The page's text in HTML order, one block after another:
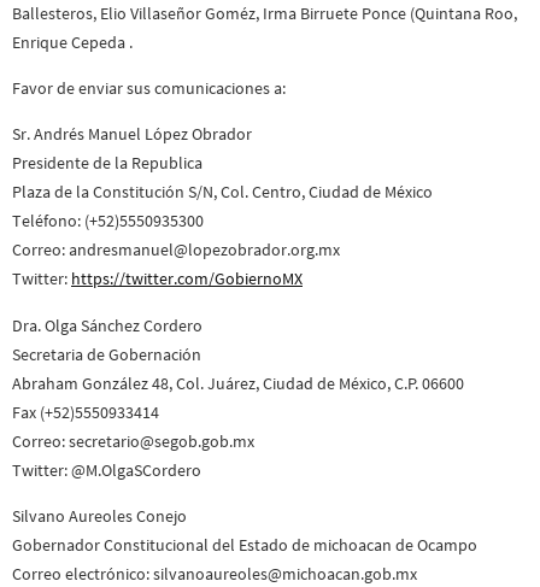
Ballesteros, Elio Villaseñor Goméz, Irma Birruete Ponce (Quintana Roo,
Enrique Cepeda .
Favor de enviar sus comunicaciones a:
Sr. Andrés Manuel López Obrador
Presidente de la Republica
Plaza de la Constitución S/N, Col. Centro, Ciudad de México
Teléfono: (+52)5550935300
Correo: andresmanuel@lopezobrador.org.mx
Twitter: https://twitter.com/GobiernoMX
Dra. Olga Sánchez Cordero
Secretaria de Gobernación
Abraham González 48, Col. Juárez, Ciudad de México, C.P. 06600
Fax (+52)5550933414
Correo: secretario@segob.gob.mx
Twitter: @M.OlgaSCordero
Silvano Aureoles Conejo
Gobernador Constitucional del Estado de michoacan de Ocampo
Correo electrónico: silvanoaureoles@michoacan.gob.mx